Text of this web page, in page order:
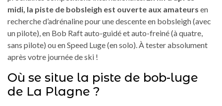
midi, la piste de bobsleigh est ouverte aux amateurs en
recherche d’adrénaline pour une descente en bobsleigh (avec
un pilote), en Bob Raft auto-guidé et auto-freiné (à quatre,
sans pilote) ou en Speed Luge (en solo). À tester absolument
après votre journée de ski !
Où se situe la piste de bob-luge
de La Plagne ?